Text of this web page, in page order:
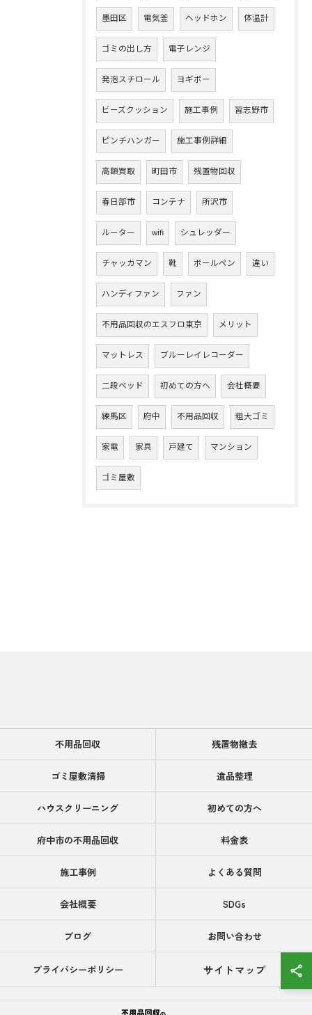
墨田区 電気釜 ヘッドホン 体温計
ゴミの出し方 電子レンジ
発泡スチロール ヨギボー
ビーズクッション 施工事例 習志野市
ピンチハンガー 施工事例詳細
高額買取 町田市 残置物回収
春日部市 コンテナ 所沢市
ルーター wifi シュレッダー
チャッカマン 靴 ボールペン 違い
ハンディファン ファン
不用品回収のエスフロ東京 メリット
マットレス ブルーレイレコーダー
二段ベッド 初めての方へ 会社概要
練馬区 府中 不用品回収 粗大ゴミ
家電 家具 戸建て マンション
ゴミ屋敷
不用品回収 残置物撤去
ゴミ屋敷清掃 遺品整理
ハウスクリーニング 初めての方へ
府中市の不用品回収 料金表
施工事例 よくある質問
会社概要 SDGs
ブログ お問い合わせ
プライバシーポリシー サイトマップ